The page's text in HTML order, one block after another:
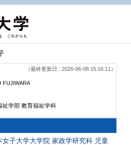
（最終更新日 : 2026-06-08 15:16:11）
FUJIWARA
祉学部 教育福祉学科
女子大学大学院 家政学研究科 児童